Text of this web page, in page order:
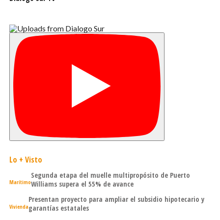
como nosotros la partida de un líder argentino y
latinoamericano”.
Lo + Visto
Marítimo
Segunda etapa del muelle multipropósito de Puerto
Williams supera el 55% de avance
Vivienda
Presentan proyecto para ampliar el subsidio hipotecario y
garantías estatales